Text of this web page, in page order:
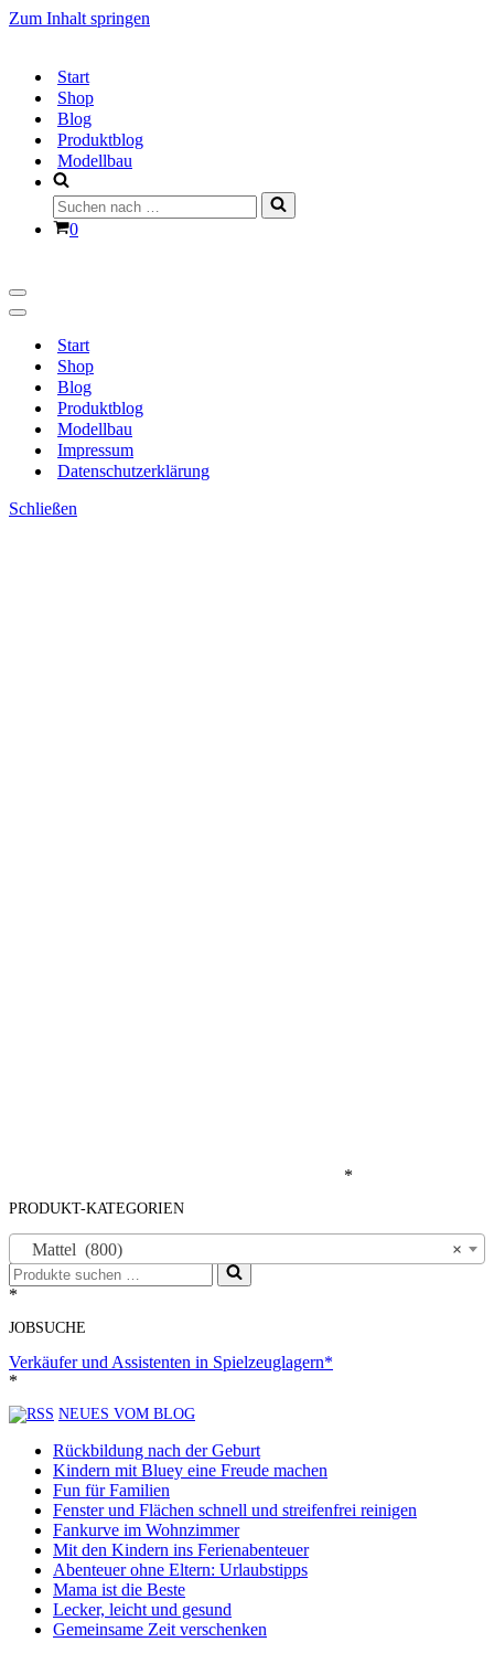
Zum Inhalt springen
Start
Shop
Blog
Produktblog
Modellbau
Suchen
nach …
Warenkorb
0
Navigationsmenü
Navigationsmenü
Start
Shop
Blog
Produktblog
Modellbau
Impressum
Datenschutzerklärung
Schließen
*
PRODUKT-KATEGORIEN
×
Mattel (800)
Suchen
nach …
*
JOBSUCHE
Verkäufer und Assistenten in Spielzeuglagern*
*
NEUES VOM BLOG
Rückbildung nach der Geburt
Kindern mit Bluey eine Freude machen
Fun für Familien
Fenster und Flächen schnell und streifenfrei reinigen
Fankurve im Wohnzimmer
Mit den Kindern ins Ferienabenteuer
Abenteuer ohne Eltern: Urlaubstipps
Mama ist die Beste
Lecker, leicht und gesund
Gemeinsame Zeit verschenken